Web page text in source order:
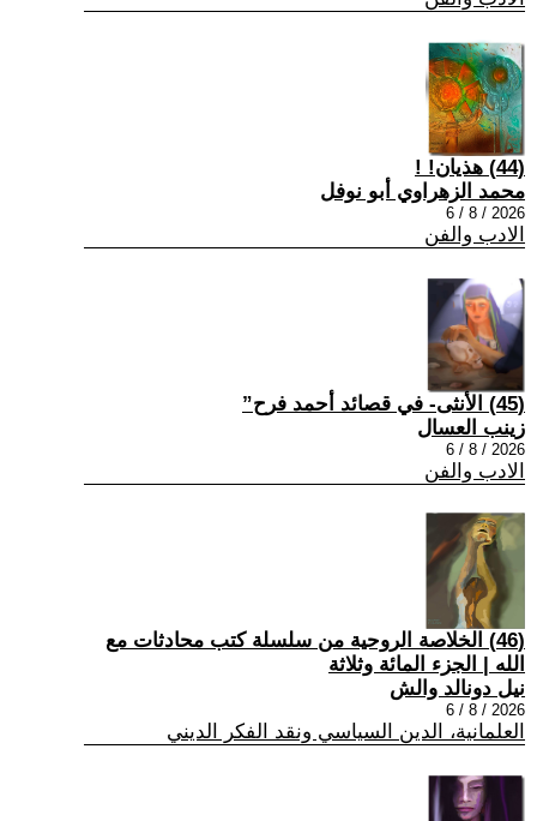
(44) هذيان! !
محمد الزهراوي أبو نوفل
2026 / 8 / 6
الادب والفن
(45) الأنثى- في قصائد أحمد فرح”
زينب العسال
2026 / 8 / 6
الادب والفن
(46) الخلاصة الروحية من سلسلة كتب محادثات مع
الله | الجزء المائة وثلاثة
نيل دونالد والش
2026 / 8 / 6
العلمانية، الدين السياسي ونقد الفكر الديني